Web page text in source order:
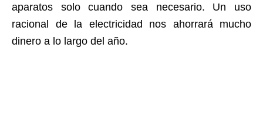
aparatos solo cuando sea necesario. Un uso
racional de la electricidad nos ahorrará mucho
dinero a lo largo del año.